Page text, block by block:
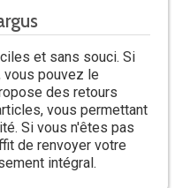
et sans souci. Si
pouvez le
des retours
vous permettant
Si vous n'êtes pas
de renvoyer votre
intégral.